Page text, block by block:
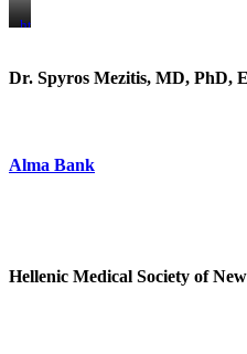
https://
https://
Dr. Spyros Mezitis, MD, PhD,
Alma Bank
Hellenic Medical Society of